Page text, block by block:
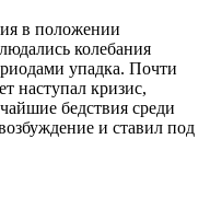
в положении
колебания
упадка. Почти
наступал кризис,
бедствия среди
и ставил под